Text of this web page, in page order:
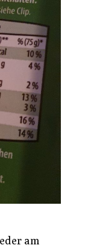
am